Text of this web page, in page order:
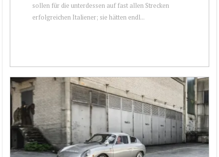
sollen für die unterdessen auf fast allen Strecken
erfolgreichen Italiener; sie hätten endl...